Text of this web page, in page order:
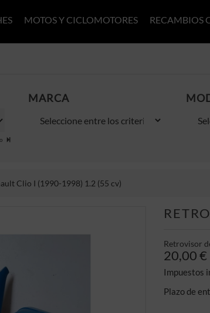
MOTOS Y CICLOMOTORES RECAMBIOS
MARCA
Clio I (1990-1998) 1.2 (55 cv)
Retrovisor
20,00 €
Impuestos
Plazo de